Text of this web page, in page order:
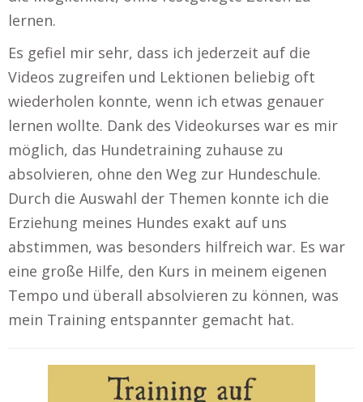
lernen.
Es gefiel mir sehr, dass ich jederzeit auf die
Videos zugreifen und Lektionen beliebig oft
wiederholen konnte, wenn ich etwas genauer
lernen wollte. Dank des Videokurses war es mir
möglich, das Hundetraining zuhause zu
absolvieren, ohne den Weg zur Hundeschule.
Durch die Auswahl der Themen konnte ich die
Erziehung meines Hundes exakt auf uns
abstimmen, was besonders hilfreich war. Es war
eine große Hilfe, den Kurs in meinem eigenen
Tempo und überall absolvieren zu können, was
mein Training entspannter gemacht hat.